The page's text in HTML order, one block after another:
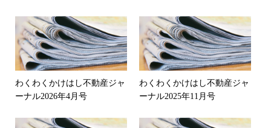
わくわくかけはし不動産ジャ
ーナル2026年4月号
わくわくかけはし不動産ジャ
ーナル2025年11月号